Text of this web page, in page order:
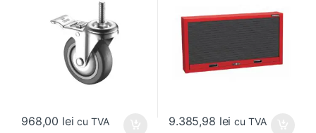
968,00 lei cu TVA 9.385,98 lei cu TVA